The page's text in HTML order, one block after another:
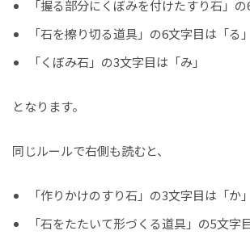
「握る部分にくぼみを付けたすり石」の
「石を擦り切る道具」の6文字目は「る」
「くぼみ石」の3文字目は「み」
となります。
同じルールで右側も読むと、
「作りかけのすり石」の3文字目は「か」
「石をたたいて形づくる道具」の5文字